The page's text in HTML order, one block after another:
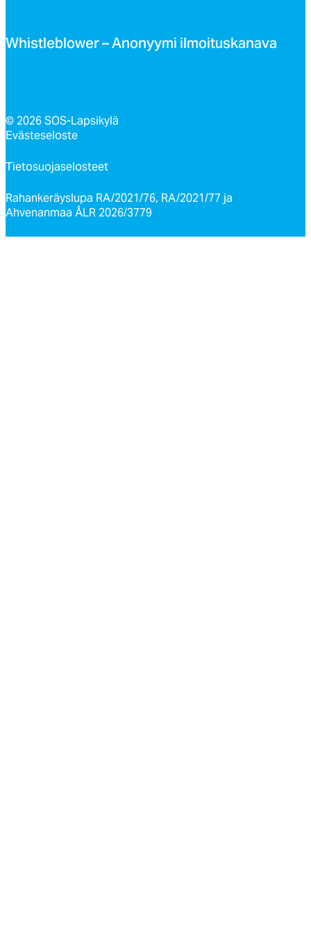
Whist­leb­lo­wer – Ano­nyy­mi il­moi­tus­ka­na­va
© 2026 SOS-Lapsikylä
Evästeseloste
Tietosuojaselosteet
Rahankeräyslupa RA/2021/76, RA/2021/77 ja
Ahvenanmaa ÅLR 2026/3779